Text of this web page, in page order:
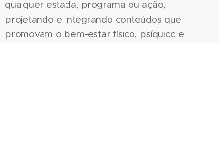
qualquer estada, programa ou ação,
projetando e integrando conteúdos que
promovam o bem-estar físico, psíquico e